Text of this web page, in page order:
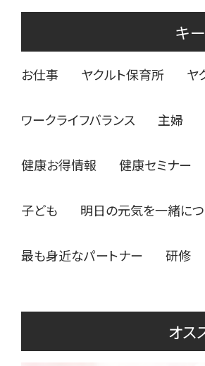
キ
お仕事 ヤクルト保育所 ヤ
ワークライフバランス 主婦
健康お得情報 健康セミナー
子ども 明日の元気を一緒につ
最も身近なパートナー 研修
オス